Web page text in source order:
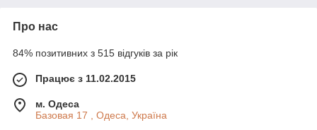
Про нас
84% позитивних з 515 відгуків за рік
Працює з 11.02.2015
м. Одеса
Базовая 17 , Одеса, Україна